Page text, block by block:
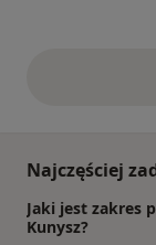
Najczęściej
Jaki jest zakres
Kunysz?